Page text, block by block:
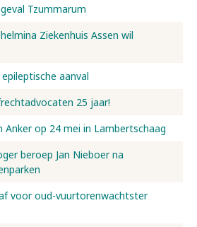
Tzummarum
Ziekenhuis Assen wil
aanval
25 jaar!
Anker op 24 mei in Lambertschaag
beroep Jan Nieboer na
voor oud-vuurtorenwachtster